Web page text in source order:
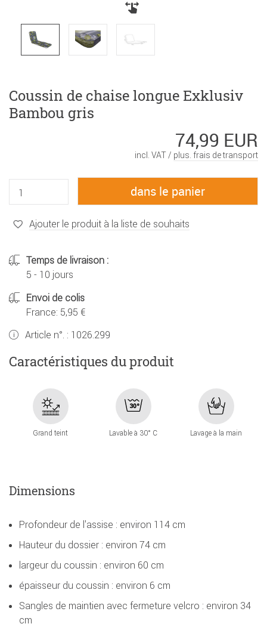
Coussin de chaise longue Exklusiv
Bambou gris
74,99 EUR
incl. VAT / plus. frais de transport
Ajouter le produit à la liste de souhaits
Temps de livraison :
5 - 10 jours
Envoi de colis
France: 5,95 €
Article n°. : 1026.299
Caractéristiques du produit
Grand teint Lavable à 30° C Lavage à la main
Dimensions
Profondeur de l'assise : environ 114 cm
Hauteur du dossier : environ 74 cm
largeur du coussin : environ 60 cm
épaisseur du coussin : environ 6 cm
Sangles de maintien avec fermeture velcro : environ 34
cm